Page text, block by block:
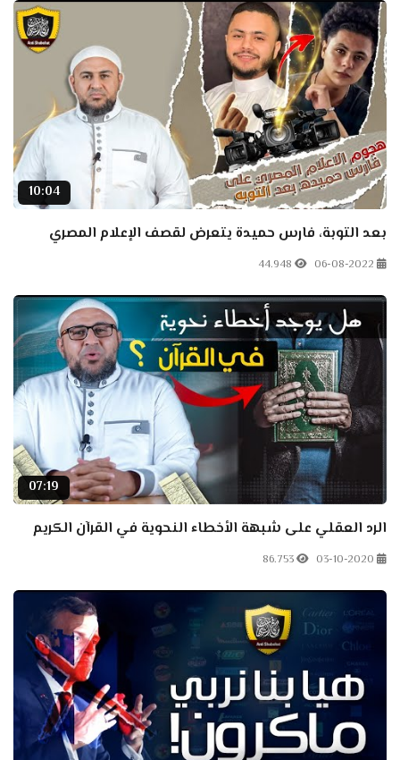
10:04
بعد التوبة، فارس حميدة يتعرض لقصف الإعلام المصري
06-08-2022
44.948
07:19
الرد العقلي على شبهة الأخطاء النحوية في القرآن الكريم
03-10-2020
86.753